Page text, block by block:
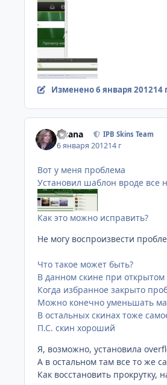
Изменено6 января 201214
Fisana IPB Skins Team
6 января 201214 г
Вот у меня проблема
Установил шаблон вроде все
Как это можно исправить?
Не могу воспроизвести
Что такое может быть?
В данном скине при открытом
Когда избранное закрыто
Можно конечно уменьшать
В остальных скинах тоже
П.С. скин хороший
Я, возможно, установила
А в остальном там все то же
Как восстановить прокрутку,